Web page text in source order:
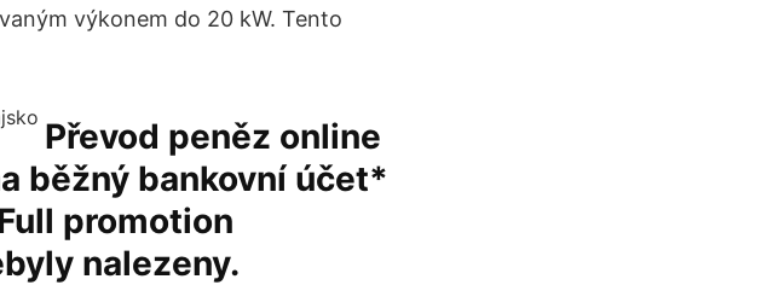
výkonem do 20 kW. Tento
Převod peněz online
běžný bankovní účet*
promotion
nalezeny.